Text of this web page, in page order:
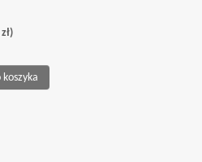
zł)